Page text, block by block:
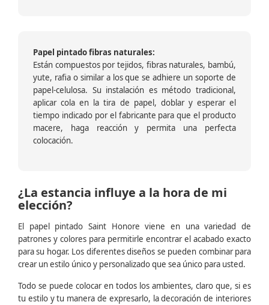
Papel pintado fibras naturales:
Están compuestos por tejidos, fibras naturales, bambú,
yute, rafia o similar a los que se adhiere un soporte de
papel-celulosa. Su instalación es método tradicional,
aplicar cola en la tira de papel, doblar y esperar el
tiempo indicado por el fabricante para que el producto
macere, haga reacción y permita una perfecta
colocación.
¿La estancia influye a la hora de mi
elección?
El papel pintado Saint Honore viene en una variedad de
patrones y colores para permitirle encontrar el acabado exacto
para su hogar. Los diferentes diseños se pueden combinar para
crear un estilo único y personalizado que sea único para usted.
Todo se puede colocar en todos los ambientes, claro que, si es
tu estilo y tu manera de expresarlo, la decoración de interiores